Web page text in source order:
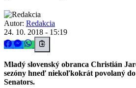
Autor: Redakcia
24. 10. 2018 - 15:19
Mladý slovenský obranca Christián
sezóny hneď niekoľkokrát povolaný
Senators.